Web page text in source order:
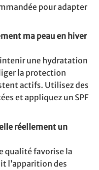
pour adapter
ma peau en hiver
une hydratation
la protection
actifs. Utilisez des
et appliquez un SPF
réellement un
qualité favorise la
l’apparition des